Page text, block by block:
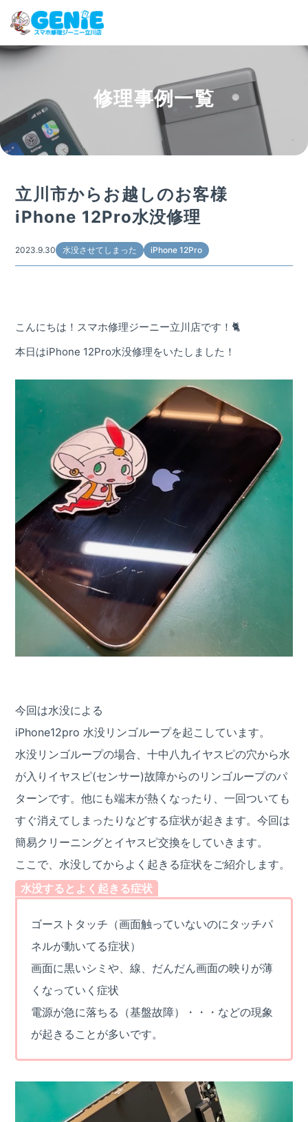
修理料金の検索
機種一覧から探す
症状別一覧から探す
買取サービス
ケイタイサポート
修理の流れ
お役立ち情報
お客様の声
よくある質問
店舗情報
屋号を替えずに総務省登録修理業者として運営を希望す
割引キャンペーン
修理事例一覧
立川市からお越しのお客様
iPhone 12Pro水没修理
2023.9.30 水没させてしまった iPhone 12Pro
こんにちは！スマホ修理ジーニー立川店です！🐈
本日はiPhone 12Pro水没修理をいたしました！
今回は水没による
iPhone12pro 水没リンゴループを起こしています。
水没リンゴループの場合、十中八九イヤスピの穴から水
が入りイヤスピ(センサー)故障からのリンゴループのパ
ターンです。他にも端末が熱くなったり、一回ついても
すぐ消えてしまったりなどする症状が起きます。今回は
簡易クリーニングとイヤスピ交換をしていきます。
ここで、水没してからよく起きる症状をご紹介します。
水没するとよく起きる症状
ゴーストタッチ（画面触っていないのにタッチパ
ネルが動いてる症状）
画面に黒いシミや、線、だんだん画面の映りが薄
くなっていく症状
電源が急に落ちる（基盤故障）・・・などの現象
が起きることが多いです。